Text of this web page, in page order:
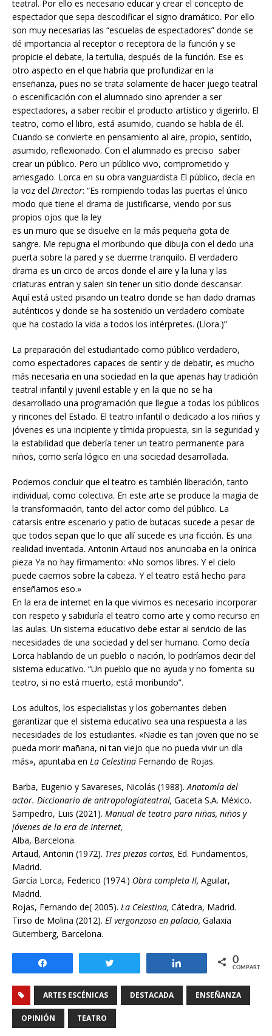
teatral. Por ello es necesario educar y crear el concepto de
espectador que sepa descodificar el signo dramático. Por ello
son muy necesarias las “escuelas de espectadores” donde se
dé importancia al receptor o receptora de la función y se
propicie el debate, la tertulia, después de la función. Ese es
otro aspecto en el que habría que profundizar en la
enseñanza, pues no se trata solamente de hacer juego teatral
o escenificación con el alumnado sino aprender a ser
espectadores, a saber recibir el producto artístico y digerirlo. El
teatro, como el libro, está asumido, cuando se habla de él.
Cuando se convierte en pensamiento al aire, propio, sentido,
asumido, reflexionado. Con el alumnado es preciso saber
crear un público. Pero un público vivo, comprometido y
arriesgado. Lorca en su obra vanguardista El público, decía en
la voz del Director: “Es rompiendo todas las puertas el único
modo que tiene el drama de justificarse, viendo por sus
propios ojos que la ley
es un muro que se disuelve en la más pequeña gota de
sangre. Me repugna el moribundo que dibuja con el dedo una
puerta sobre la pared y se duerme tranquilo. El verdadero
drama es un circo de arcos donde el aire y la luna y las
criaturas entran y salen sin tener un sitio donde descansar.
Aquí está usted pisando un teatro donde se han dado dramas
auténticos y donde se ha sostenido un verdadero combate
que ha costado la vida a todos los intérpretes. (Llora.)”
La preparación del estudiantado como público verdadero,
como espectadores capaces de sentir y de debatir, es mucho
más necesaria en una sociedad en la que apenas hay tradición
teatral infantil y juvenil estable y en la que no se ha
desarrollado una programación que llegue a todas los públicos
y rincones del Estado. El teatro infantil o dedicado a los niños y
jóvenes es una incipiente y tímida propuesta, sin la seguridad y
la estabilidad que debería tener un teatro permanente para
niños, como sería lógico en una sociedad desarrollada.
Podemos concluir que el teatro es también liberación, tanto
individual, como colectiva. En este arte se produce la magia de
la transformación, tanto del actor como del público. La
catarsis entre escenario y patio de butacas sucede a pesar de
que todos sepan que lo que allí sucede es una ficción. Es una
realidad inventada. Antonin Artaud nos anunciaba en la onírica
pieza Ya no hay firmamento: «No somos libres. Y el cielo
puede caernos sobre la cabeza. Y el teatro está hecho para
enseñarnos eso.»
En la era de internet en la que vivimos es necesario incorporar
con respeto y sabiduría el teatro como arte y como recurso en
las aulas. Un sistema educativo debe estar al servicio de las
necesidades de una sociedad y del ser humano. Como decía
Lorca hablando de un pueblo o nación, lo podríamos decir del
sistema educativo. “Un pueblo que no ayuda y no fomenta su
teatro, si no está muerto, está moribundo”.
Los adultos, los especialistas y los gobernantes deben
garantizar que el sistema educativo sea una respuesta a las
necesidades de los estudiantes. «Nadie es tan joven que no se
pueda morir mañana, ni tan viejo que no pueda vivir un día
más», apuntaba en La Celestina Fernando de Rojas.
Barba, Eugenio y Savareses, Nicolás (1988).Anatomía del
actor. Diccionario de antropologíateatral, Gaceta S.A. México.
Sampedro, Luis (2021). Manual de teatro para niñas, niños y
jóvenes de la era de Internet,
Alba, Barcelona.
Artaud, Antonin (1972). Tres piezas cortas, Ed. Fundamentos,
Madrid.
García Lorca, Federico (1974.) Obra completa II, Aguilar,
Madrid.
Rojas, Fernando de( 2005). La Celestina, Cátedra, Madrid.
Tirso de Molina (2012). El vergonzoso en palacio, Galaxia
Gutemberg, Barcelona.
Compartir 0
COMPARTIR
ARTES ESCÉNICAS DESTACADA ENSEÑANZA
OPINIÓN TEATRO